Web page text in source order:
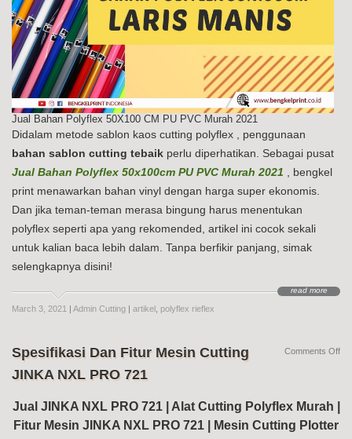
Jual Bahan Polyflex 50X100 CM PU PVC Murah 2021
Didalam metode sablon kaos cutting polyflex , penggunaan
bahan sablon cutting tebaik perlu diperhatikan. Sebagai pusat
Jual Bahan Polyflex 50x100cm PU PVC Murah 2021 , bengkel
print menawarkan bahan vinyl dengan harga super ekonomis.
Dan jika teman-teman merasa bingung harus menentukan
polyflex seperti apa yang rekomended, artikel ini cocok sekali
untuk kalian baca lebih dalam. Tanpa berfikir panjang, simak
selengkapnya disini!
read more
March 3, 2021 | Admin Cutting | artikel polyflex rieflex
Spesifikasi Dan Fitur Mesin Cutting
JINKA NXL PRO 721
Jual JINKA NXL PRO 721 | Alat Cutting Polyflex Murah |
Fitur Mesin JINKA NXL PRO 721 | Mesin Cutting Plotter
Comments Offon